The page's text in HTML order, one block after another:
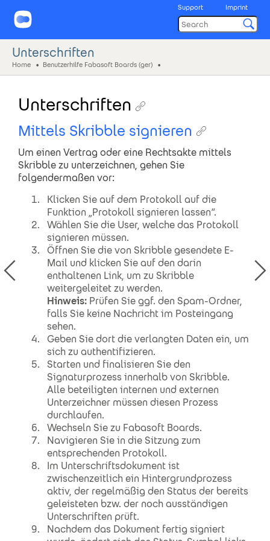
Support Imprint
Unterschriften
Home Benutzerhilfe Fabasoft Boards (ger)
Unterschriften
Mittels Skribble signieren
Um einen Vertrag oder eine Rechtsakte mittels
Skribble zu unterzeichnen, gehen Sie
folgendermaßen vor:
Klicken Sie auf dem Protokoll auf die
Funktion „Protokoll signieren lassen“.
Wählen Sie die User, welche das Protokoll
signieren müssen.
Öffnen Sie die von Skribble gesendete E-
Mail und klicken Sie auf den darin
enthaltenen Link, um zu Skribble
weitergeleitet zu werden.
Hinweis: Prüfen Sie ggf. den Spam-Ordner,
falls Sie keine Nachricht im Posteingang
sehen.
Geben Sie dort die verlangten Daten ein, um
sich zu authentifizieren.
Starten und finalisieren Sie den
Signaturprozess innerhalb von Skribble.
Alle beteiligten internen und externen
Unterzeichner müssen diesen Prozess
durchlaufen.
Wechseln Sie zu Fabasoft Boards.
Navigieren Sie in die Sitzung zum
entsprechenden Protokoll.
Im Unterschriftsdokument ist
zwischenzeitlich ein Hintergrundprozess
aktiv, der regelmäßig den Status der bereits
geleisteten bzw. der noch ausständigen
Unterschriften prüft.
Nachdem das Dokument fertig signiert